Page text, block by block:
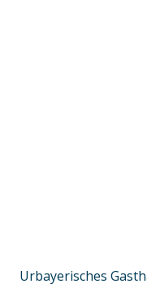
Urbayerisches